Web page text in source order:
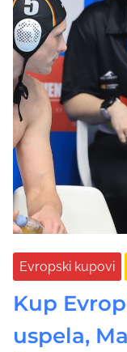
Evropski kupovi
Kup
uspela,